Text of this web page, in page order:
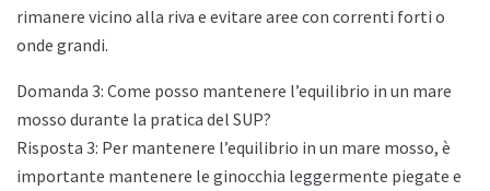
rimanere vicino alla riva e evitare aree con correnti forti o
onde grandi.
Domanda 3: Come posso mantenere l’equilibrio in un mare
mosso durante la pratica del SUP?
Risposta 3: Per mantenere l’equilibrio in un mare mosso, è
importante mantenere le ginocchia leggermente piegate e